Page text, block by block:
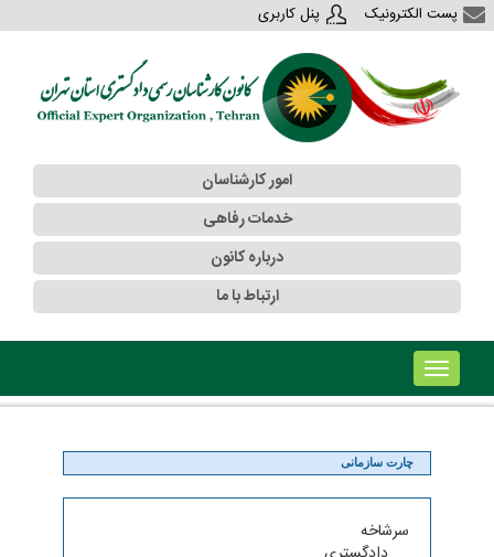
پست الکترونیک پنل کاربری
امور کارشناسان
خدمات رفاهی
درباره کانون
ارتباط با ما
!!!b۱!!!
چارت سازمانی
سرشاخه